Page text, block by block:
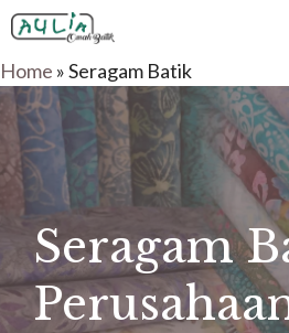
Langsung
ke
isi
Home »Seragam Batik
Seragam